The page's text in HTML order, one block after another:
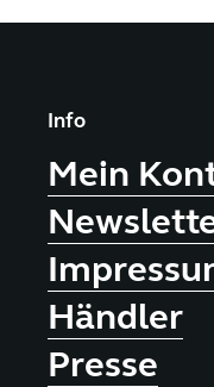
Info
Mein
Händler
Presse